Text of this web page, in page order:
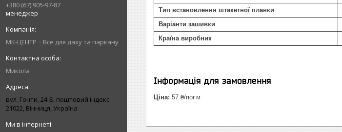
+380 (67) 905-97-87
менеджер
МК-ЦЕНТР − Все для даху та паркану
Микола
вул. Гонти, 24-Б, поштовий індекс
21022, Вінниця, Україна
Тип встановлення штакетної планки
Варіанти зашивки
Країна виробник
Інформація для замовлення
Ціна: 57 ₴/пог.м